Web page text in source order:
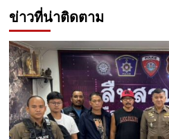
ข่าวที่น่าติดตาม